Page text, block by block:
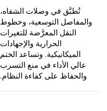
تُطبَّق في وصلات الشفاه،
والمفاصل التوسعية، وخطوط
النقل المعرَّضة للتغيرات
الحرارية والإجهادات
الميكانيكية. وتساعد الختم
عالي الأداء في منع التسرب
والحفاظ على كفاءة النظام.